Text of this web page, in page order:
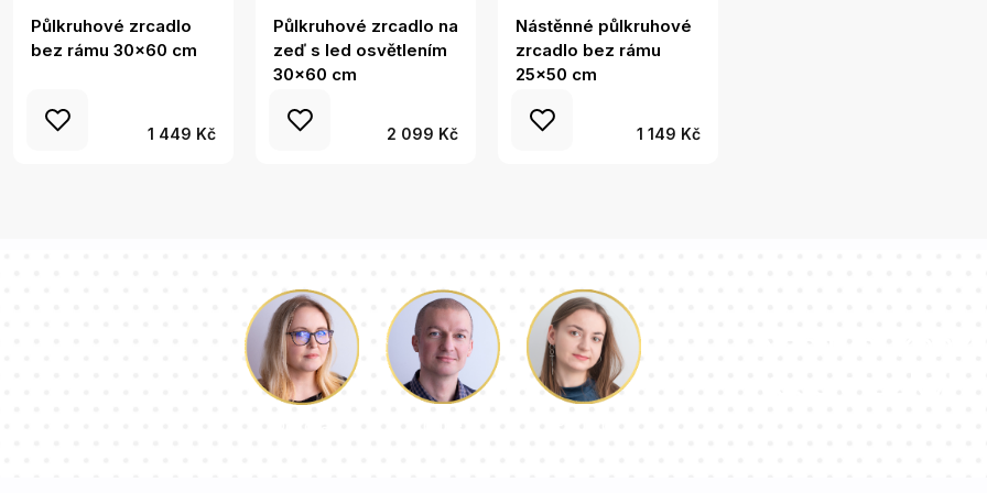
Půlkruhové zrcadlo
bez rámu 30x60 cm
1 449 Kč
Půlkruhové zrcadlo na
zeď s led osvětlením
30x60 cm
2 099 Kč
Nástěnné půlkruhové
zrcadlo bez rámu
25x50 cm
1 149 Kč